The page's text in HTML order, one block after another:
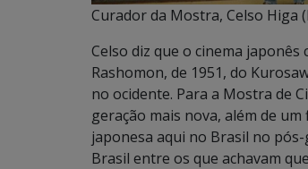
Curador da Mostra, Celso Higa
Celso diz que o cinema japonês
Rashomon, de 1951, do
no ocidente. Para a Mostra de
geração mais nova, além de
japonesa aqui no Brasil no
Brasil entre os que achavam